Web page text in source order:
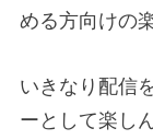
める方向けの
いきなり配信
ーとして楽し